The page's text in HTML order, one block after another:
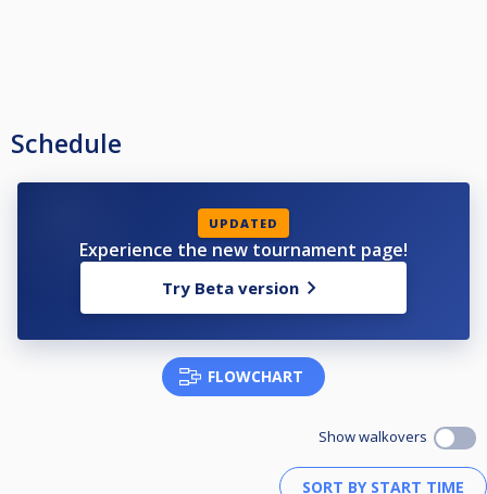
Schedule
UPDATED
Experience the new tournament page!
Try Beta version
FLOWCHART
Show walkovers